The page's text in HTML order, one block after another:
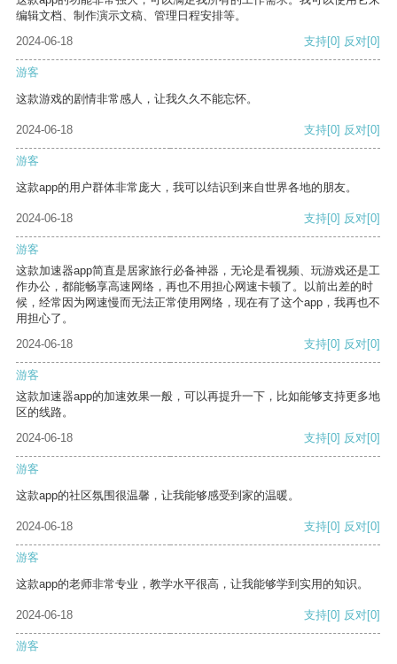
编辑文档、制作演示文稿、管理日程安排等。
2024-06-18
支持[0] 反对[0]
游客
这款游戏的剧情非常感人，让我久久不能忘怀。
2024-06-18 支持[0] 反对[0]
游客
这款app的用户群体非常庞大，我可以结识到来自世界各地的朋友。
2024-06-18 支持[0] 反对[0]
游客
这款加速器app简直是居家旅行必备神器，无论是看视频、玩游戏还是工
作办公，都能畅享高速网络，再也不用担心网速卡顿了。以前出差的时
候，经常因为网速慢而无法正常使用网络，现在有了这个app，我再也不
用担心了。
2024-06-18
支持[0] 反对[0]
游客
这款加速器app的加速效果一般，可以再提升一下，比如能够支持更多地
区的线路。
2024-06-18
支持[0] 反对[0]
游客
这款app的社区氛围很温馨，让我能够感受到家的温暖。
2024-06-18 支持[0] 反对[0]
游客
这款app的老师非常专业，教学水平很高，让我能够学到实用的知识。
2024-06-18 支持[0] 反对[0]
游客